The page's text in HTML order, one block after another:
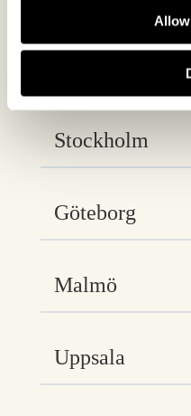
Vi finns
Stockholm
Göteborg
Malmö
Uppsala